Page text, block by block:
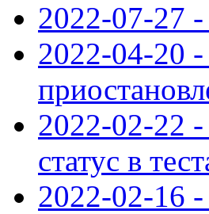
2022-07-27
2022-04-20
2022-02-22
статус в
2022-02-16 -